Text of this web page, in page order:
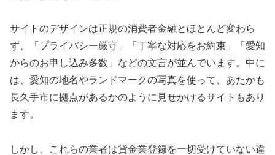
サイトのデザインは正規の消費者金融とほとんど変わら
ず、「プライバシー厳守」「丁寧な対応をお約束」「愛知
からのお申し込み多数」などの文言が並んでいます。中に
は、愛知の地名やランドマークの写真を使って、あたかも
長久手市に拠点があるかのように見せかけるサイトもあり
ます。
しかし、これらの業者は貸金業登録を一切受けていない違